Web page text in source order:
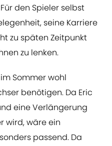
den Spieler selbst
seine Karriere
zu späten Zeitpunkt
zu lenken.
Sommer wohl
benötigen. Da Eric
eine Verlängerung
wird, wäre ein
passend. Da